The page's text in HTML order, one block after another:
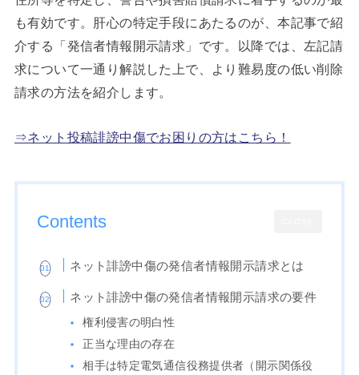
も有効です。肝心の特定手段にあたるのが、本記事で紹
介する「発信者情報開示請求」です。以降では、左記請
求について一通り解説した上で、より難易度の低い削除
請求の方法を紹介します。
⇒ネット投稿誹謗中傷でお困りの方はこちら！
Contents
ネット誹謗中傷の発信者情報開示請求とは
ネット誹謗中傷の発信者情報開示請求の要件
権利侵害の明白性
正当な理由の存在
相手は特定電気通信役務提供者（開示関係役